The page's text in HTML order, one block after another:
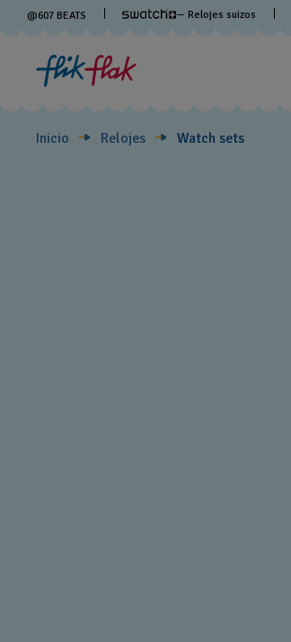
@607 BEATS — Relojes suizos
Watch
sets
Inicio Relojes Watch sets